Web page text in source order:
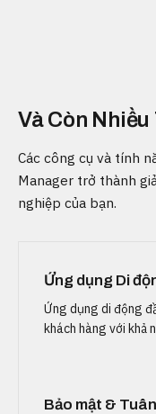
Và Còn
Các công cụ và tính
Manager trở thành
nghiệp của bạn.
Ứng dụng Di
Ứng dụng di động
khách hàng với khả
Bảo mật &